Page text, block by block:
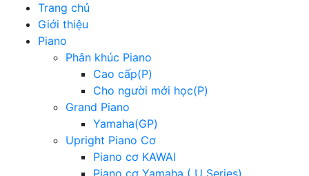
Trang chủ
Giới thiệu
Piano
Phân khúc Piano
Cao cấp(P)
Cho người mới học(P)
Grand Piano
Yamaha(GP)
Upright Piano Cơ
Piano cơ KAWAI
Piano cơ Yamaha ( U Series)